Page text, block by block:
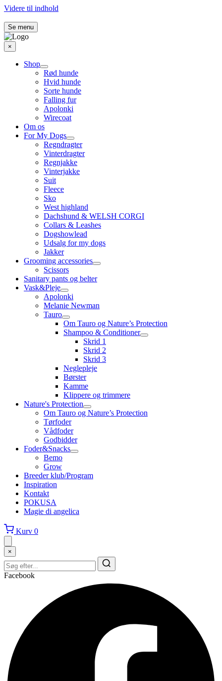
Videre til indhold
Se menu
×
Shop
Rød hunde
Hvid hunde
Sorte hunde
Falling fur
Apolonki
Wirecoat
Om os
For My Dogs
Regndragter
Vinterdragter
Regnjakke
Vinterjakke
Suit
Fleece
Sko
West highland
Dachshund & WELSH CORGI
Collars & Leashes
Dogshowlead
Udsalg for my dogs
Jakker
Grooming accessories
Scissors
Sanitary pants og belter
Vask&Pleje
Apolonki
Melanie Newman
Tauro
Om Tauro og Nature’s Protection
Shampoo & Conditioner
Skrid 1
Skrid 2
Skrid 3
Neglepleje
Børster
Kamme
Klippere og trimmere
Nature's Protection
Om Tauro og Nature’s Protection
Tørfoder
Vådfoder
Godbidder
Foder&Snacks
Bemo
Grow
Breeder klub/Program
Inspiration
Kontakt
POKUSA
Magie di angelica
Kurv 0
×
Facebook